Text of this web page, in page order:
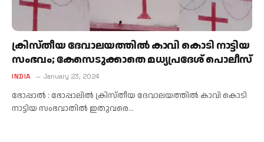
ക്രിസ്തീയ ദേവാലയത്തില്‍ കാവി കൊടി നാട്ടിയ
സംഭവം; കേസെടുക്കാതെ മധ്യപ്രദേശ് പൊലീസ്
INDIA January 23, 2024
ഭോപ്പാൽ : ഭോപ്പാലിൽ ക്രിസ്തീയ ദേവാലയത്തിൽ കാവി കൊടി
നാട്ടിയ സംഭവാതിൽ ഇതുവരെ…